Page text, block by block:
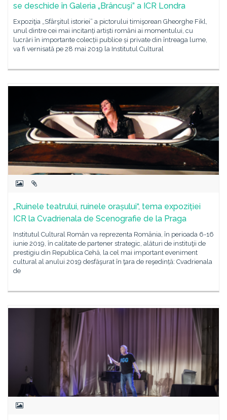
se deschide în Galeria „Brâncuşi” a ICR Londra
Expoziţia „Sfârşitul istoriei” a pictorului timişorean Gheorghe Fikl,
unul dintre cei mai incitanți artiști români ai momentului, cu
lucrări în importante colecții publice și private din întreaga lume,
va fi vernisată pe 28 mai 2019 la Institutul Cultural
„Ruinele teatrului, ruinele orașului“, tema expoziției
ICR la Cvadrienala de Scenografie de la Praga
Institutul Cultural Român va reprezenta România, în perioada 6-16
iunie 2019, în calitate de partener strategic, alături de instituţii de
prestigiu din Republica Cehă, la cel mai important eveniment
cultural al anului 2019 desfăşurat în ţara de reşedință: Cvadrienala
de